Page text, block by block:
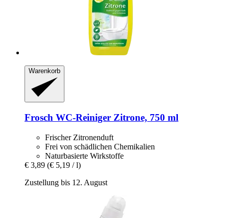
Warenkorb
Frosch WC-​Reiniger Zitrone, 750 ml
Frischer Zitronenduft
Frei von schädlichen Chemikalien
Naturbasierte Wirkstoffe
€ 3,89 (€ 5,19 / l)
Zustellung bis 12. August